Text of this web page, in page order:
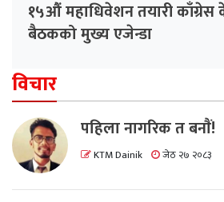
१५औं महाधिवेशन तयारी काँग्रेस
बैठकको मुख्य एजेन्डा
विचार
पहिला नागरिक त बनाैं!
KTM Dainik जेठ २७ २०८३